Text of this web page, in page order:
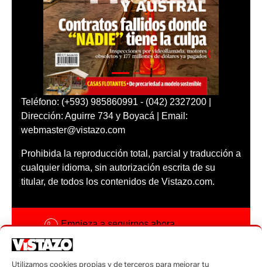
Teléfono: (+593) 985860991 - (042) 2327200 |
Dirección: Aguirre 734 y Boyacá | Email:
webmaster@vistazo.com
Prohibida la reproducción total, parcial y traducción a
cualquier idioma, sin autorización escrita de su
titular, de todos los contenidos de Vistazo.com.
Empieza a seguirnos ahora
Utilizamos cookies propias y de terceros para mejorar tu